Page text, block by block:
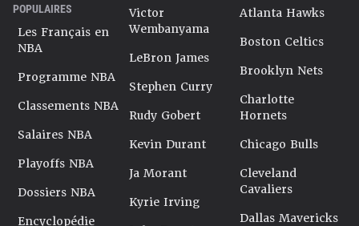
POPULAIRES
Les Français en
NBA
Programme NBA
Classements NBA
Salaires NBA
Playoffs NBA
Dossiers NBA
Encyclopédie
Victor
Wembanyama
LeBron James
Stephen Curry
Rudy Gobert
Kevin Durant
Ja Morant
Kyrie Irving
Atlanta Hawks
Boston Celtics
Brooklyn Nets
Charlotte
Hornets
Chicago Bulls
Cleveland
Cavaliers
Dallas Mavericks